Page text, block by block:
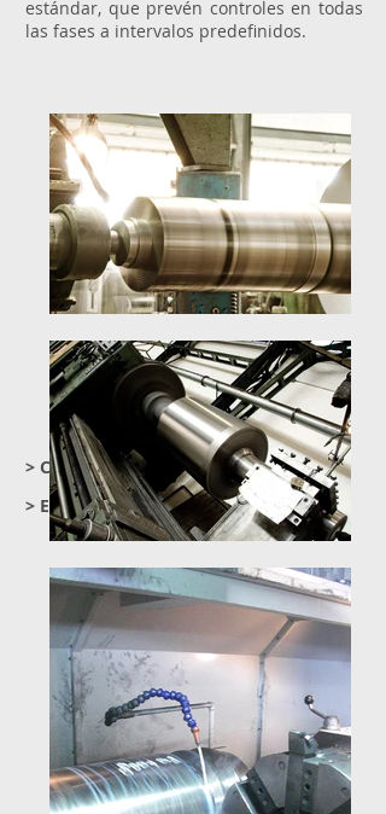
estándar, que prevén controles en todas
las fases a intervalos predefinidos.
> Control de calidad
> Embalaje / Envíos